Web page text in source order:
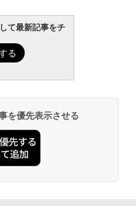
て最新記事をチ
を優先表示させる